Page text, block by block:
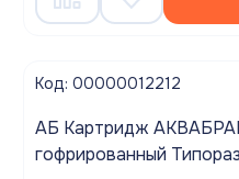
Код: 00000012212
АБ Картридж АКВАБРАЙТ ГП-20М-10 ББ
гофрированный